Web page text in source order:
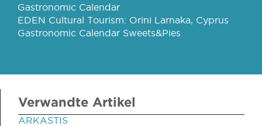
Gastronomic Calendar
EDEN Cultural Tourism: Orini Larnaka, Cyprus
Gastronomic Calendar Sweets&Pies
Verwandte Artikel
ARKASTIS